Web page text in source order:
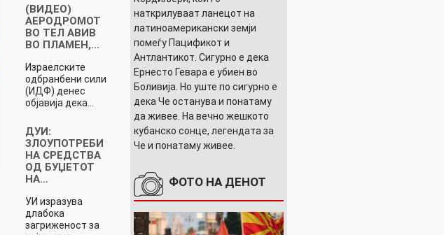
(ВИДЕО)
АЕРОДРОМОТ
ВО ТЕЛ АВИВ
ВО ПЛАМЕН,…
Израелските
одбранбени сили
(ИДФ) денес
објавија дека…
ДУИ:
ЗЛОУПОТРЕБИ
НА СРЕДСТВА
ОД БУЏЕТОТ
НА…
УИ изразува
длабока
загриженост за
наткрилуваат ланецот на
латиноамерикански земји
помеѓу Пацификот и
Антлантикот. Сигурно е дека
Ернесто Гевара е убиен во
Боливија. Но уште по сигурно е
дека Че останува и понатаму
да живее. На вечно жешкото
кубанско сонце, легендата за
Че и понатаму живее.
ФОТО НА ДЕНОТ